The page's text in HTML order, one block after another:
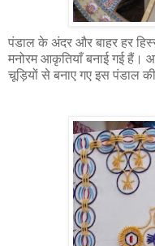
पंडाल के अंदर और बाहर हर
मनोरम आकृतियाँ बनाई गई हैं।
चूड़ियों से बनाए गए इस पंडाल